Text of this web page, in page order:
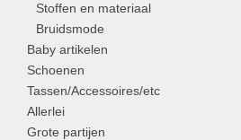
Stoffen en materiaal
Bruidsmode
Baby artikelen
Schoenen
Tassen/Accessoires/etc
Allerlei
Grote partijen